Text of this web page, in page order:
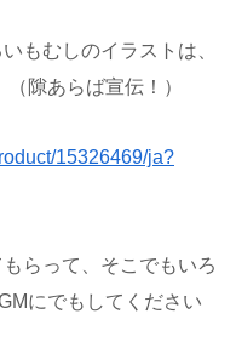
もむしのイラストは、
隙あらば宣伝！）
15326469/ja?
らって、そこでもいろ
にでもしてください